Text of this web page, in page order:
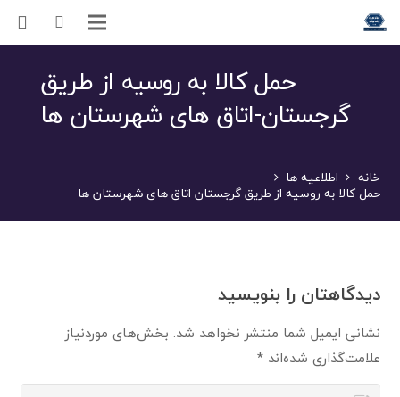
حمل کالا به روسیه از طریق
گرجستان-اتاق های شهرستان ها
خانه اطلاعیه ها
حمل کالا به روسیه از طریق گرجستان-اتاق های شهرستان ها
دیدگاهتان را بنویسید
نشانی ایمیل شما منتشر نخواهد شد. بخش‌های موردنیاز
علامت‌گذاری شده‌اند*